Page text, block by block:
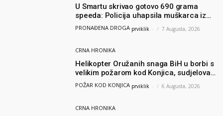
U Smartu skrivao gotovo 690 grama
speeda: Policija uhapsila muškarca iz
Hercegovine
PRONAĐENA DROGA prviklik - 7 Augusta, 2026
CRNA HRONIKA
Helikopter Oružanih snaga BiH u borbi s
velikim požarom kod Konjica, sudjelovao
i Air Tractor
POŽAR KOD KONJICA prviklik - 6 Augusta, 2026
CRNA HRONIKA